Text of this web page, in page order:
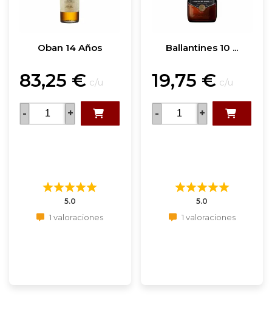
Oban 14 Años
83,25 € c/u
- +
5.0
1 valoraciones
Ballantines 10 ...
19,75 € c/u
- +
5.0
1 valoraciones